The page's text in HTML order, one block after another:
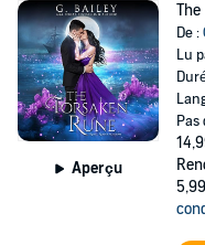
Aperçu
The
De :
Lu